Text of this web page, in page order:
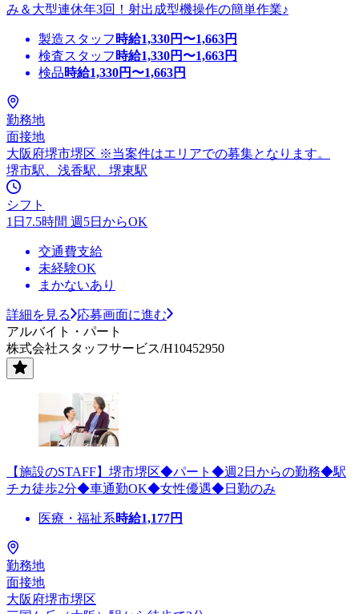
み＆大型連休年3回！射出成型機操作の簡単作業♪
製造スタッフ 時給1,330円〜1,663円
検査スタッフ 時給1,330円〜1,663円
検品時給1,330円〜1,663円
勤務地
面接地
大阪府堺市堺区 ※当案件はエリアでの募集となります。
堺市駅、浅香駅、堺東駅
シフト
1日7.5時間 週5日からOK
交通費支給
未経験OK
まかないあり
詳細を見る
応募画面に進む
アルバイト・パート
株式会社スタッフサービス/H10452950
【施設のSTAFF】堺市堺区◆パート◆週2日からの勤務◆駅
チカ徒歩2分◆車通勤OK◆女性優遇◆日勤のみ
医療・福祉系時給1,177円
勤務地
面接地
大阪府堺市堺区